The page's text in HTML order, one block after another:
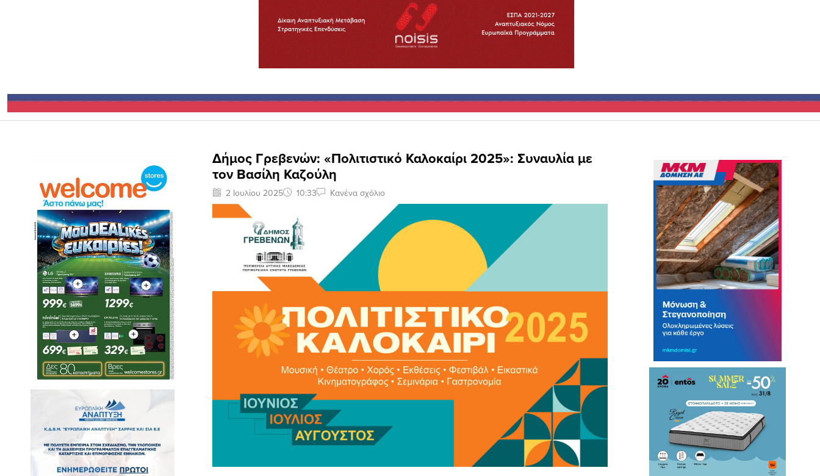
Δήμος Γρεβενών: «Πολιτιστικό Καλοκαίρι 2025»: Συναυλία με
τον Βασίλη Καζούλη
2 Ιουλίου 2025 10:33 Κανένα σχόλιο